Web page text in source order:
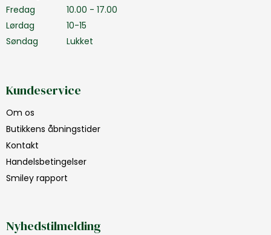
Fredag
10.00 - 17.00
Lørdag
10-15
Søndag
Lukket
Kundeservice
Om os
Butikkens åbningstider
Kontakt
Handelsbetingelser
Smiley rapport
Nyhedstilmelding